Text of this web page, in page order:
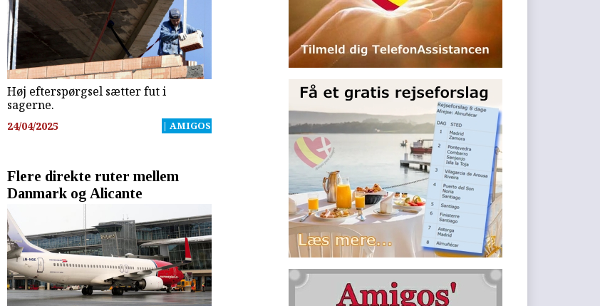
Høj efterspørgsel sætter fut i
sagerne.
24/04/2025 | AMIGOS
Flere direkte ruter mellem
Danmark og Alicante